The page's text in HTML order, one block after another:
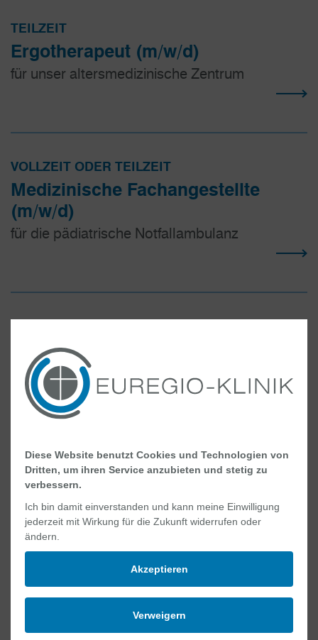
TEILZEIT
Ergotherapeut (m/w/d)
für unser altersmedizinische Zentrum
VOLLZEIT ODER TEILZEIT
Medizinische Fachangestellte
(m/w/d)
für die pädiatrische Notfallambulanz
Medizinische Fachangestellte
(m/w/d)
für die Ambulanz der Gynäkologie /
Geburtshilfe
VOLLZEIT
Medizinische Fachangestellte
(m/w/d)
für das MVZ Gastroenterologie
Diese Website benutzt Cookies und Technologien von
Dritten, um ihren Service anzubieten und stetig zu
verbessern.
Ich bin damit einverstanden und kann meine Einwilligung
jederzeit mit Wirkung für die Zukunft widerrufen oder
ändern.
Akzeptieren
Verweigern